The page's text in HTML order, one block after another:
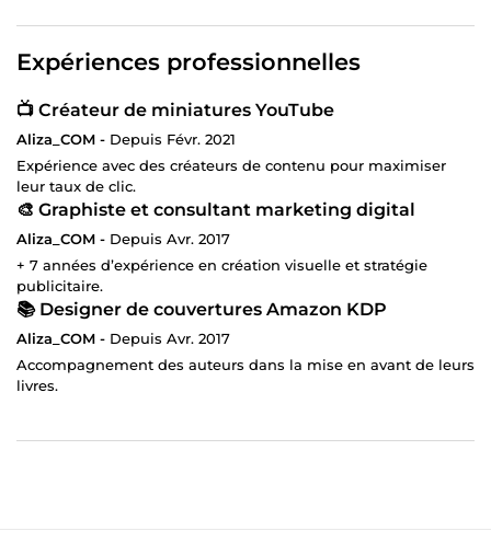
Expériences professionnelles
📺 Créateur de miniatures YouTube
Aliza_COM - Depuis Févr. 2021
Expérience avec des créateurs de contenu pour maximiser
leur taux de clic.
🎨 Graphiste et consultant marketing digital
Aliza_COM - Depuis Avr. 2017
+ 7 années d’expérience en création visuelle et stratégie
publicitaire.
📚 Designer de couvertures Amazon KDP
Aliza_COM - Depuis Avr. 2017
Accompagnement des auteurs dans la mise en avant de leurs
livres.